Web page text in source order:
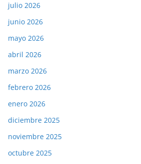
julio 2026
junio 2026
mayo 2026
abril 2026
marzo 2026
febrero 2026
enero 2026
diciembre 2025
noviembre 2025
octubre 2025